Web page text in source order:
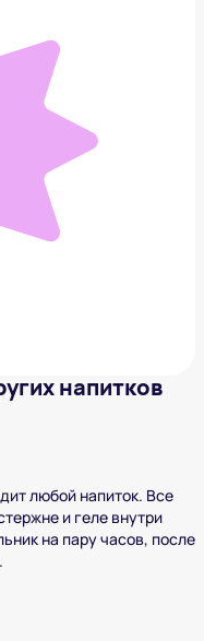
напитков
напитков
любой напиток. Все
и геле внутри
на пару часов, после